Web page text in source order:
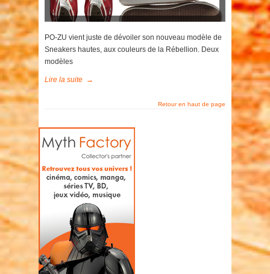
PO-ZU vient juste de dévoiler son nouveau modèle de
Sneakers hautes, aux couleurs de la Rébellion. Deux
modèles
Lire la suite →
Retour en haut de page